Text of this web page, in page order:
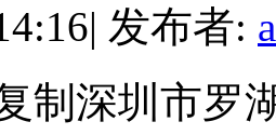
| 发布者:
制深圳市罗